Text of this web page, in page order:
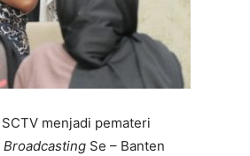
menjadi pemateri
Broadcasting Se – Banten